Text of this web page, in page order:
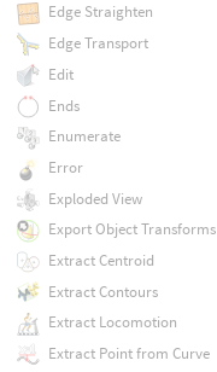
Edge Straighten
Edge Transport
Edit
Ends
Enumerate
Error
Exploded View
Export Object Transforms
Extract Centroid
Extract Contours
Extract Locomotion
Extract Point from Curve